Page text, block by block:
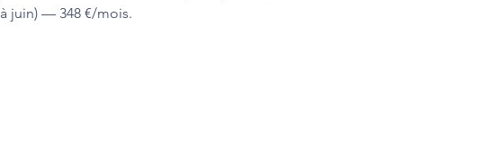
à juin) — 348 €/mois.